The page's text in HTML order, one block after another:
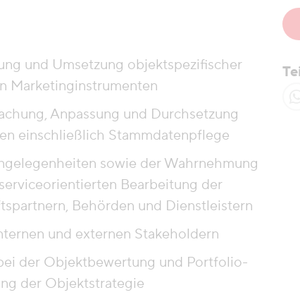
und Umsetzung objektspezifischer
Marketinginstrumenten
Anpassung und Durchsetzung
einschließlich Stammdatenpflege
sowie der Wahrnehmung
Bearbeitung der
Behörden und Dienstleistern
und externen Stakeholdern
der Objektbewertung und Portfolio-
der Objektstrategie